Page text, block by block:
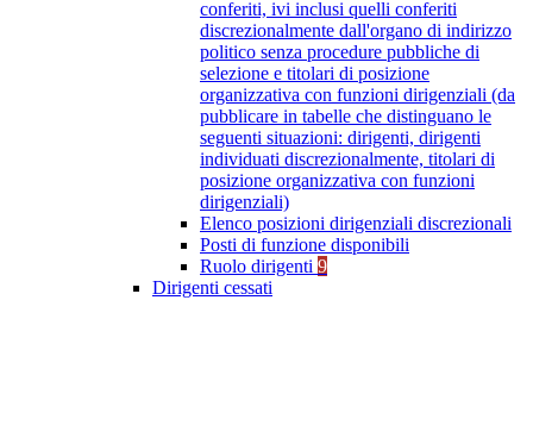
conferiti, ivi inclusi quelli conferiti
discrezionalmente dall'organo di indirizzo
politico senza procedure pubbliche di
selezione e titolari di posizione
organizzativa con funzioni dirigenziali (da
pubblicare in tabelle che distinguano le
seguenti situazioni: dirigenti, dirigenti
individuati discrezionalmente, titolari di
posizione organizzativa con funzioni
dirigenziali)
Elenco posizioni dirigenziali discrezionali
Posti di funzione disponibili
Ruolo dirigenti 9
Dirigenti cessati